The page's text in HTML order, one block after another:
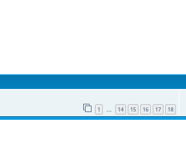
1 … 14 15 16 17 18